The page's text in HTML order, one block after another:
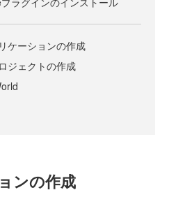
ケーションの作成
ジェクトの作成
ンの作成